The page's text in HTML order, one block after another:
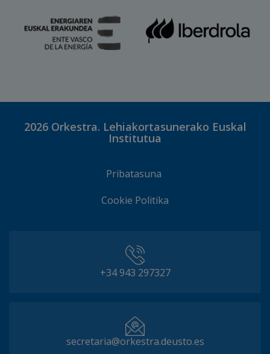
2026 Orkestra. Lehiakortasunerako Euskal
Institutua
Pribatasuna
Cookie Politika
+34 943 297327
secretaria@orkestra.deusto.es